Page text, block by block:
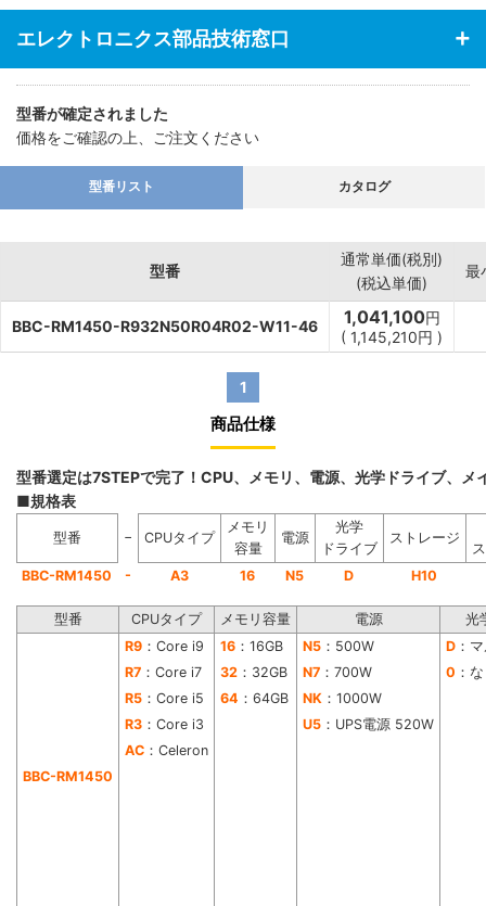
エレクトロニクス部品技術窓口
型番が確定されました
価格をご確認の上、ご注文ください
型番リスト カタログ
型番
通常単価(税別)
(税込単価)
最
BBC-RM1450-R932N50R04R02-W11-46 1,041,100円
( 1,145,210円 )
1
商品仕様
型番選定は7STEPで完了！CPU、メモリ、電源、光学ドライブ、
■規格表
型番 − CPUタイプ
メモリ
容量
電源
光学
ドライブ
ストレージ
BBC-RM1450
- A3 16 N5 D H10
型番 CPUタイプ メモリ容量 電源 光
BBC-RM1450
R9 ：Core i9 16 ：16GB N5 ：500W D ：
R7 ：Core i7 32 ：32GB N7 ：700W 0 ：
R5 ：Core i5 64 ：64GB NK ：1000W
R3 ：Core i3 U5 ：UPS電源 520W
AC ：Celeron